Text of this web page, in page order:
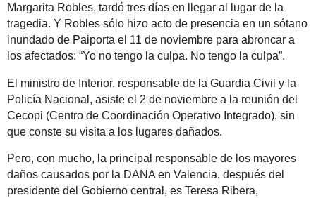
Margarita Robles, tardó tres días en llegar al lugar de la
tragedia. Y Robles sólo hizo acto de presencia en un sótano
inundado de Paiporta el 11 de noviembre para abroncar a
los afectados: “Yo no tengo la culpa. No tengo la culpa”.
El ministro de Interior, responsable de la Guardia Civil y la
Policía Nacional, asiste el 2 de noviembre a la reunión del
Cecopi (Centro de Coordinación Operativo Integrado), sin
que conste su visita a los lugares dañados.
Pero, con mucho, la principal responsable de los mayores
daños causados por la DANA en Valencia, después del
presidente del Gobierno central, es Teresa Ribera,